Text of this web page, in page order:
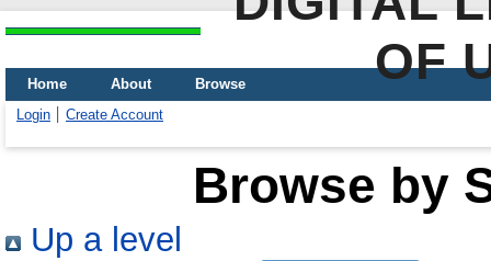
OF
Home About
Browse
Login
Create Account
Browse by
Up a level